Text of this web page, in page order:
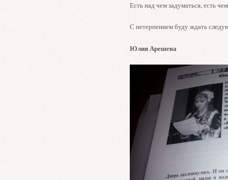
Есть над чем задуматься, есть
С нетерпением буду ждать
Юлия Арешева